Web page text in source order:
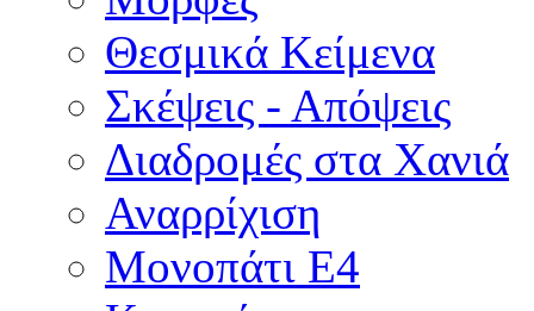
Θεσμικά Κείμενα
Σκέψεις - Απόψεις
Διαδρομές στα Χανιά
Αναρρίχιση
Μονοπάτι Ε4